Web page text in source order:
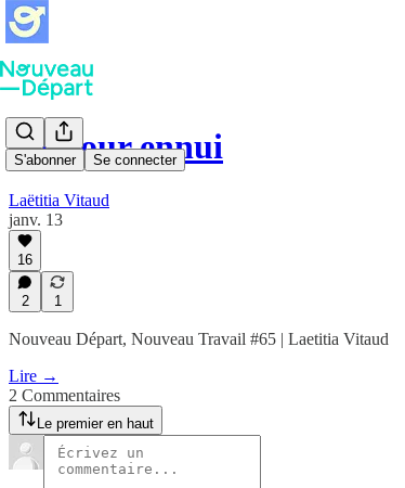
S'abonner Se connecter
Bonjour ennui
Laëtitia Vitaud
janv. 13
16
2 1
Nouveau Départ, Nouveau Travail #65 | Laetitia Vitaud
Lire →
2 Commentaires
Le premier en haut